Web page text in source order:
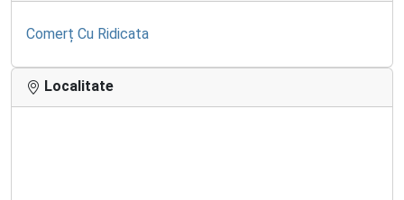
Comerț Cu Ridicata
Localitate